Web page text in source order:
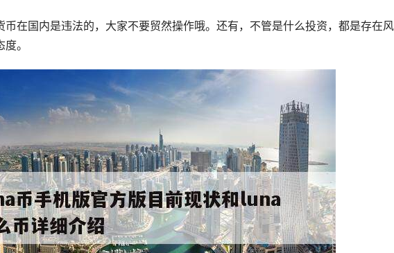
在国内是违法的，大家不要贸然操作哦。还有，不管是什么投资，都是存在
。